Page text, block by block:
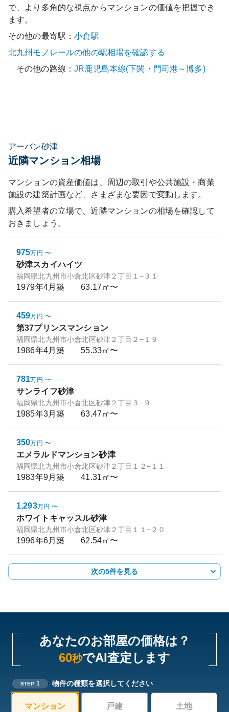
で、より多角的な視点からマンションの価値を把握でき
ます。
その他の最寄駅：小倉駅
北九州モノレールの他の駅相場を確認する
その他の路線：JR鹿児島本線(下関・門司港～博多)
アーバン砂津
近隣マンション相場
マンションの資産価値は、周辺の取引や公共施設・商業
施設の建築計画など、さまざまな要因で変動します。
購入希望者の立場で、近隣マンションの相場を確認して
おきましょう。
975万円 〜
砂津スカイハイツ
福岡県北九州市小倉北区砂津２丁目１−３１
1979年4月築 63.17㎡〜
459万円 〜
第37プリンスマンション
福岡県北九州市小倉北区砂津２丁目２−１９
1986年4月築 55.33㎡〜
781万円 〜
サンライフ砂津
福岡県北九州市小倉北区砂津２丁目３−９
1985年3月築 63.47㎡〜
350万円 〜
エメラルドマンション砂津
福岡県北九州市小倉北区砂津２丁目１２−１１
1983年9月築 41.31㎡〜
1,293万円 〜
ホワイトキャッスル砂津
福岡県北九州市小倉北区砂津２丁目１１−２０
1996年6月築 62.54㎡〜
次の5件を見る
あなたのお部屋の価格は？
60秒でAI査定します
STEP 1 物件の種類を選択してください
マンション 戸建 土地